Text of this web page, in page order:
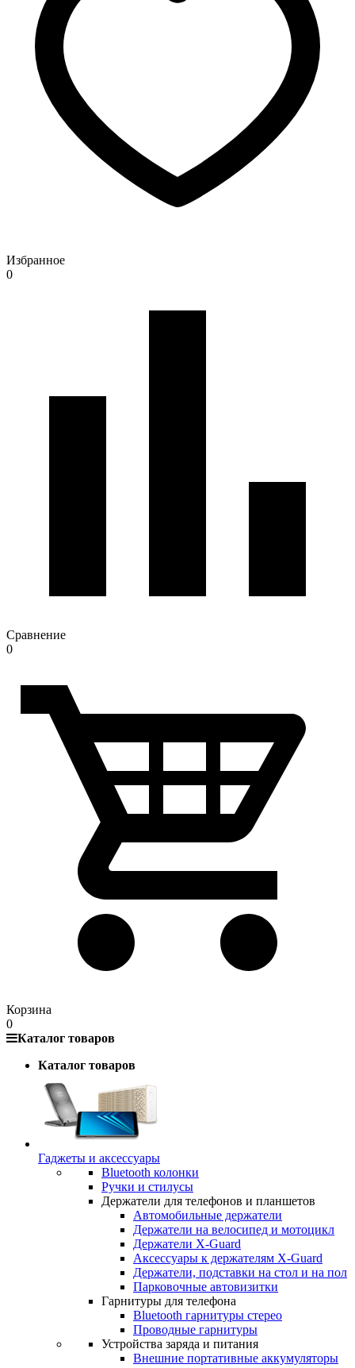
Избранное
0
Сравнение
0
Корзина
0
Каталог товаров
Каталог товаров
Гаджеты и аксессуары
Bluetooth колонки
Ручки и стилусы
Держатели для телефонов и планшетов
Автомобильные держатели
Держатели на велосипед и мотоцикл
Держатели X-Guard
Аксессуары к держателям X-Guard
Держатели, подставки на стол и на пол
Парковочные автовизитки
Гарнитуры для телефона
Bluetooth гарнитуры стерео
Проводные гарнитуры
Устройства заряда и питания
Внешние портативные аккумуляторы